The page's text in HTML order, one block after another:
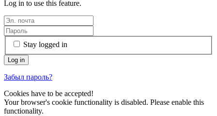
Log in to use this feature.
Stay logged in
Забыл пароль?
Cookies have to be accepted!
Your browser's cookie functionality is disabled. Please enable this
functionality.